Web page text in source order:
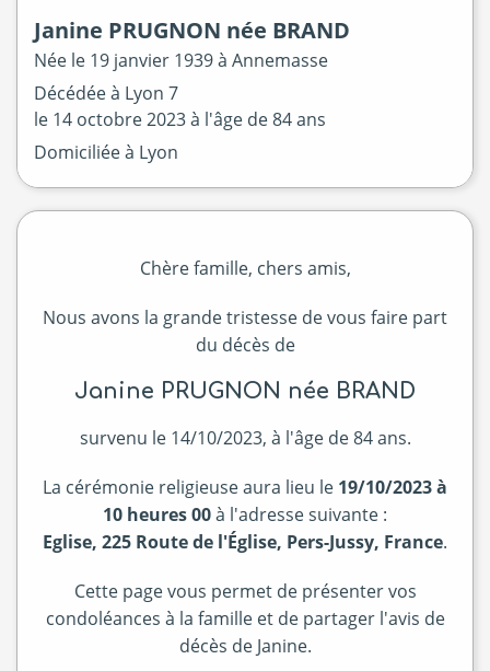
Janine PRUGNON née BRAND
Née le 19 janvier 1939 à Annemasse
Décédée à Lyon 7
le 14 octobre 2023à l'âge de 84 ans
Domiciliée à Lyon
Chère famille, chers amis,
Nous avons la grande tristesse de vous faire part
du décès de
Janine PRUGNON née BRAND
survenu le 14/10/2023, à l'âge de 84 ans.
La cérémonie religieuse aura lieu le 19/10/2023 à
10 heures 00à l'adresse suivante :
Eglise, 225 Route de l'Église, Pers-Jussy, France.
Cette page vous permet de présenter vos
condoléances à la famille et de partager l'avis de
décès de Janine.